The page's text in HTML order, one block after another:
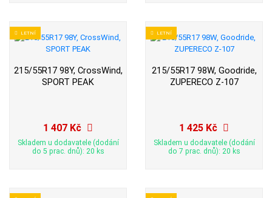
LETNÍ
215/55R17 98Y, CrossWind,
SPORT PEAK
1 407 Kč
Skladem u dodavatele (dodání
do 5 prac. dnů): 20 ks
LETNÍ
215/55R17 98W, Goodride,
ZUPERECO Z-107
1 425 Kč
Skladem u dodavatele (dodání
do 7 prac. dnů): 20 ks